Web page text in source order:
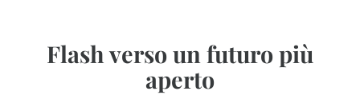
Flash verso un futuro più
aperto